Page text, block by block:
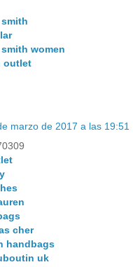
women
outlet
marzo de 2017 a las 19:51
cher
handbags
uk